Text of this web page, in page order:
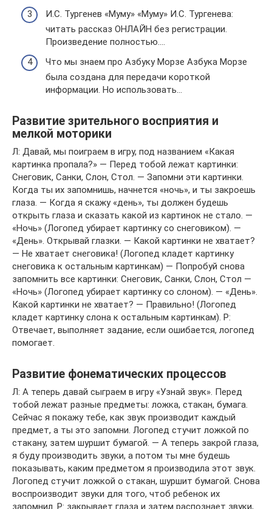
И.С. Тургенев «Муму» «Муму» И.С. Тургенева:
читать рассказ ОНЛАЙН без регистрации.
Произведение полностью….
Что мы знаем про Азбуку Морзе Азбука Морзе
была создана для передачи короткой
информации. Но использовать…
Развитие зрительного восприятия и
мелкой моторики
Л: Давай, мы поиграем в игру, под названием «Какая
картинка пропала?» — Перед тобой лежат картинки:
Снеговик, Санки, Слон, Стол. — Запомни эти картинки.
Когда ты их запомнишь, начнется «ночь», и ты закроешь
глаза. — Когда я скажу «день», ты должен будешь
открыть глаза и сказать какой из картинок не стало. —
«Ночь» (Логопед убирает картинку со снеговиком). —
«День». Открывай глазки. — Какой картинки не хватает?
— Не хватает снеговика! (Логопед кладет картинку
снеговика к остальным картинкам) — Попробуй снова
запомнить все картинки: Снеговик, Санки, Слон, Стол —
«Ночь» (Логопед убирает картинку со слоном). — «День».
Какой картинки не хватает? — Правильно! (Логопед
кладет картинку слона к остальным картинкам). Р:
Отвечает, выполняет задание, если ошибается, логопед
помогает.
Развитие фонематических процессов
Л: А теперь давай сыграем в игру «Узнай звук». Перед
тобой лежат разные предметы: ложка, стакан, бумага.
Сейчас я покажу тебе, как звук производит каждый
предмет, а ты это запомни. Логопед стучит ложкой по
стакану, затем шуршит бумагой. — А теперь закрой глаза,
я буду производить звуки, а потом ты мне будешь
показывать, каким предметом я производила этот звук.
Логопед стучит ложкой о стакан, шуршит бумагой. Снова
воспроизводит звуки для того, чтоб ребенок их
запомнил. Р: закрывает глаза и затем распознает звуки,